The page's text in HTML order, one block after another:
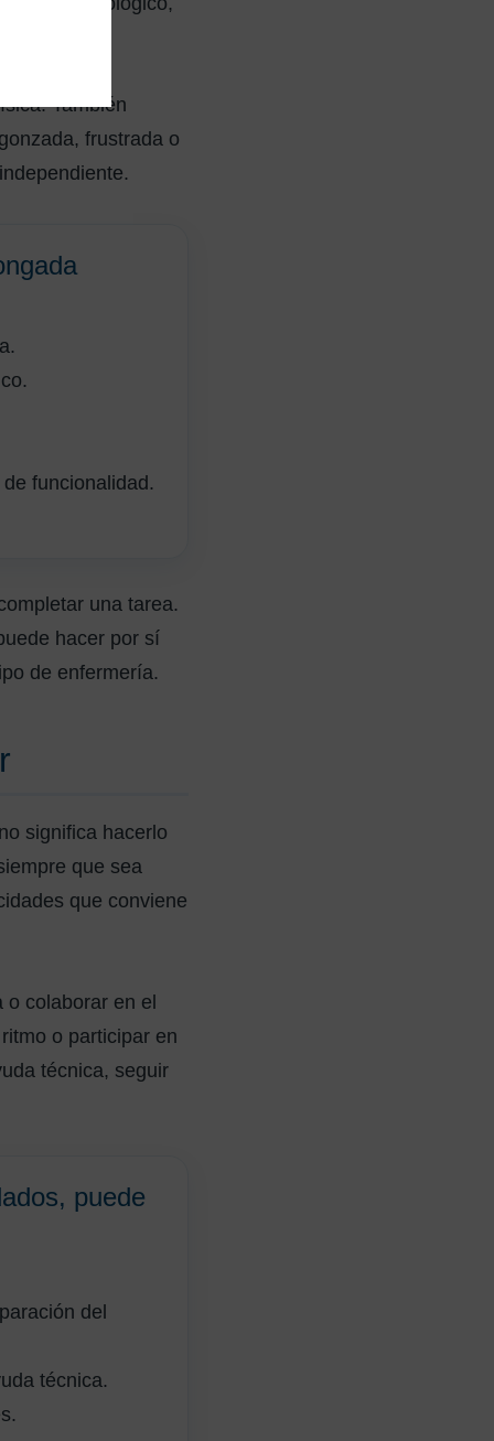
También
frustrada o
funcionalidad.
una tarea.
hacer por sí
de enfermería.
significa hacerlo
que sea
que conviene
colaborar en el
o participar en
técnica, seguir
puede
del
técnica.